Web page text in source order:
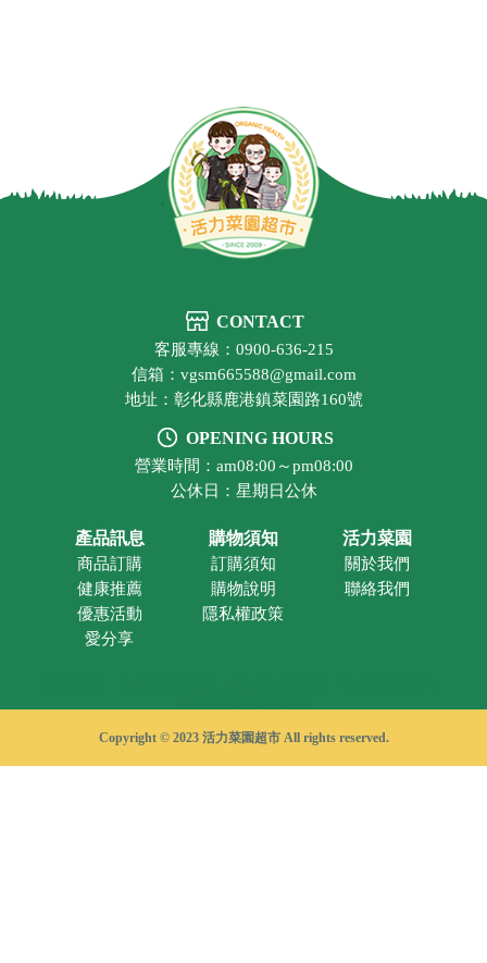
CONTACT
客服專線：0900-636-215
信箱：vgsm665588@gmail.com
地址：彰化縣鹿港鎮菜園路160號
OPENING HOURS
營業時間：am08:00～pm08:00
公休日：星期日公休
產品訊息
商品訂購
健康推薦
優惠活動
愛分享
購物須知
訂購須知
購物說明
隱私權政策
活力菜園
關於我們
聯絡我們
Copyright © 2023 活力菜園超市 All rights reserved.